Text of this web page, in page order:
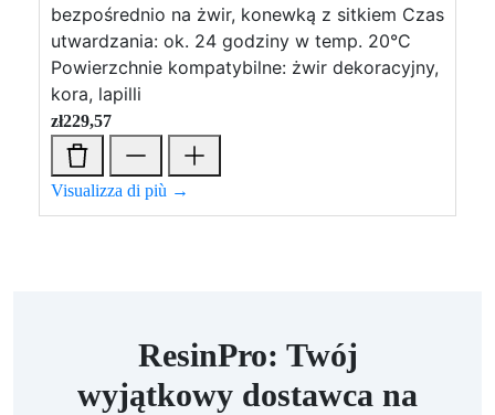
bezpośrednio na żwir, konewką z sitkiem Czas
utwardzania: ok. 24 godziny w temp. 20°C
Powierzchnie kompatybilne: żwir dekoracyjny,
kora, lapilli
zł229,57
Visualizza di più →
ResinPro: Twój
wyjątkowy dostawca na